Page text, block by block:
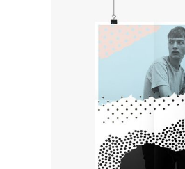
ADD TO CART